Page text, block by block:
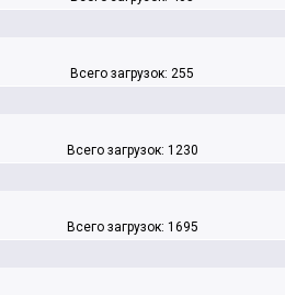
Всего загрузок: 255
Всего загрузок: 1230
Всего загрузок: 1695